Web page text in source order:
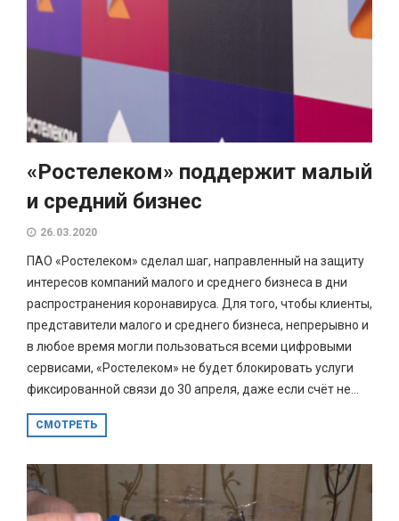
«Ростелеком» поддержит малый
и средний бизнес
26.03.2020
ПАО «Ростелеком» сделал шаг, направленный на защиту
интересов компаний малого и среднего бизнеса в дни
распространения коронавируса. Для того, чтобы клиенты,
представители малого и среднего бизнеса, непрерывно и
в любое время могли пользоваться всеми цифровыми
сервисами, «Ростелеком» не будет блокировать услуги
фиксированной связи до 30 апреля, даже если счёт не...
СМОТРЕТЬ